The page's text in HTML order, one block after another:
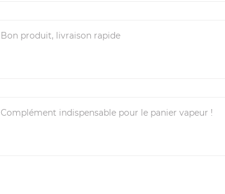
Bon produit, livraison rapide
Complément indispensable pour le panier vapeur !